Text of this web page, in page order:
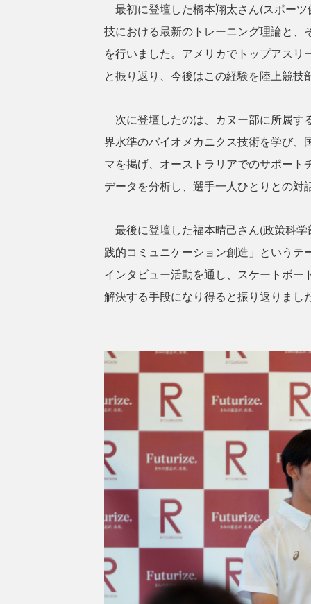
最初に登壇した橋本翔太さん(スポー
技における最新のトレーニング理論と
を行いました。アメリカでトップアス
と振り返り、今後はこの経験を陸上競
次に登壇したのは、カヌー部に所属す
界水準のバイオメカニクス技術を学び
マを掲げ、オーストラリアでのサポー
データを分析し、選手一人ひとりとの
最後に登壇した福本晴己さん(政策科
践的コミュニケーション創造」という
インタビュー活動を通し、スケートボ
解決する手段になり得ると振り返りまし